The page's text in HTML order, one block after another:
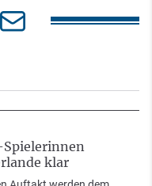
klar